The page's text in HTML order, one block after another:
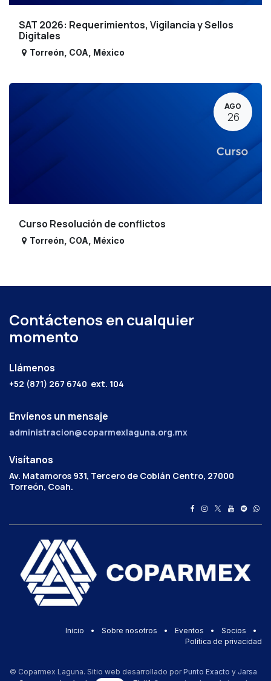
SAT 2026: Requerimientos, Vigilancia y Sellos
Digitales
Torreón COA México
AGO
26
Curso Resolución de conflictos
Torreón COA México
Contáctenos en cualquier
momento
Llámenos
+52 (871) 267 6740 ext. 104
Envíenos un mensaje
administracion@coparmexlaguna.org.mx
Visítanos
Av. Matamoros 931, Tercero de Cobián Centro, 27000
Torreón, Coah.
Inicio • Sobre nosotros • Eventos • Socios
•
Política de privacidad
© Coparmex Laguna. Sitio web desarrollado por Punto Exacto y Jarsa